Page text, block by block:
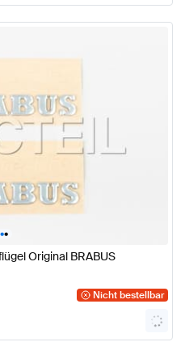
••
Original BRABUS
Nicht bestellbar